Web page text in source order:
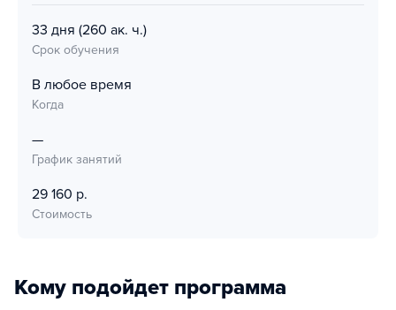
33 дня (260 ак. ч.)
Срок обучения
В любое время
Когда
—
График занятий
29 160 р.
Стоимость
Кому подойдет программа